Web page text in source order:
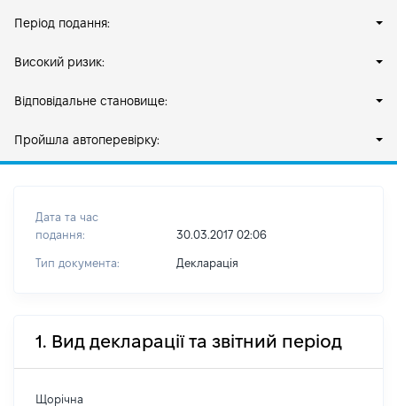
Період подання:
Високий ризик:
Відповідальне становище:
Пройшла автоперевірку:
Дата та час
подання:
30.03.2017 02:06
Тип документа: Декларація
1. Вид декларації та звітний період
Щорічна